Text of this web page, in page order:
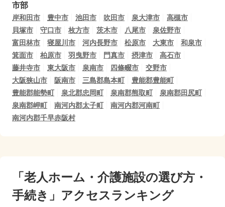
市部
岸和田市 豊中市 池田市 吹田市 泉大津市
高槻市
貝塚市
守口市 枚方市 茨木市 八尾市
泉佐野市
富田林市
寝屋川市 河内長野市 松原市 大東市
和泉市
箕面市
柏原市 羽曳野市 門真市 摂津市
高石市
藤井寺市
東大阪市 泉南市 四條畷市
交野市
大阪狭山市
阪南市 三島郡島本町
豊能郡豊能町
豊能郡能勢町
泉北郡忠岡町 泉南郡熊取町
泉南郡田尻町
泉南郡岬町
南河内郡太子町
南河内郡河南町
南河内郡千早赤阪村
「老人ホーム・介護施設の選び方・
手続き」アクセスランキング